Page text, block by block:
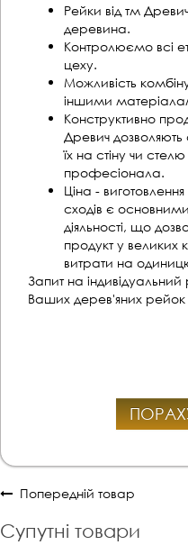
Рейки від тм
деревина.
Контролюємо всі
цеху.
Можливість
іншими
Конструктивно
Древич
їх на стіну чи
професіонала.
Ціна -
сходів є
діяльності, що
продукт у великих
витрати на
Запит на
Ваших дерев'яних
Попередній товар
Супутні товари